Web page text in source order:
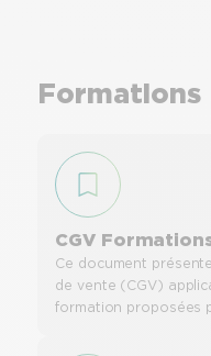
Formations
CGV
Ce document
de vente (CGV)
formation proposées